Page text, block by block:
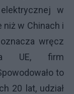
w
niż w Chinach i
wręcz
UE, firm
to
20 lat, udział